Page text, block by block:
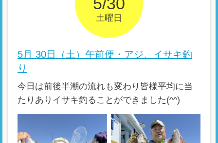
土曜日
5月 30日（土）午前便・アジ、イサキ釣
り
今日は前後半潮の流れも変わり皆様平均に当
たりありイサキ釣ることができました(^^)